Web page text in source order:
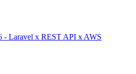
- Laravel x REST API x AWS